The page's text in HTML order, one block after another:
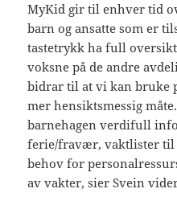
MyKid gir til enhver tid
barn og ansatte som er
tastetrykk ha full
voksne på de andre
bidrar til at vi kan bruke
mer hensiktsmessig
barnehagen verdifull
ferie/fravær, vaktlister til
behov for
av vakter, sier Svein